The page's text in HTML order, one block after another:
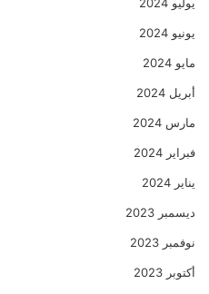
يونيو 2024
مايو 2024
أبريل 2024
مارس 2024
فبراير 2024
يناير 2024
ديسمبر 2023
نوفمبر 2023
أكتوبر 2023